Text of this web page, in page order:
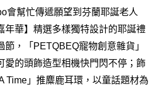
會幫忙傳遞願望到芬蘭耶誕老人
年華】精選多樣獨特設計的耶誕禮
節，「PETQBEQ寵物創意雜貨」
愛的頭飾造型相機快門閃不停；飾
Time」推麋鹿耳環，以童話題材為